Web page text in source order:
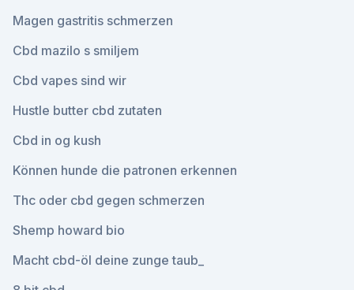
Magen gastritis schmerzen
Cbd mazilo s smiljem
Cbd vapes sind wir
Hustle butter cbd zutaten
Cbd in og kush
Können hunde die patronen erkennen
Thc oder cbd gegen schmerzen
Shemp howard bio
Macht cbd-öl deine zunge taub_